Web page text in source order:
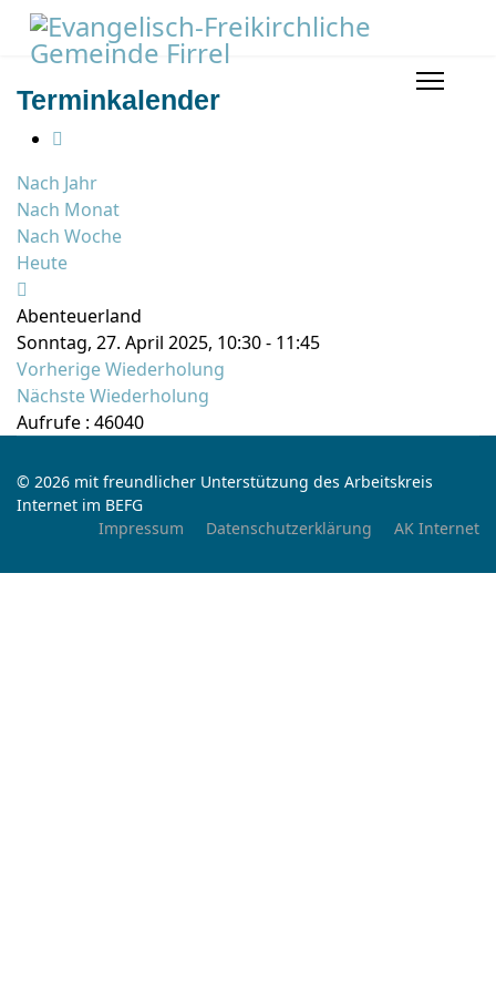
Terminkalender
Nach Jahr
Nach Monat
Nach Woche
Heute
Abenteuerland
Sonntag, 27. April 2025, 10:30 - 11:45
Vorherige Wiederholung
Nächste Wiederholung
Aufrufe : 46040
© 2026 mit freundlicher Unterstützung des Arbeitskreis
Internet im BEFG
Impressum
Datenschutzerklärung AK Internet